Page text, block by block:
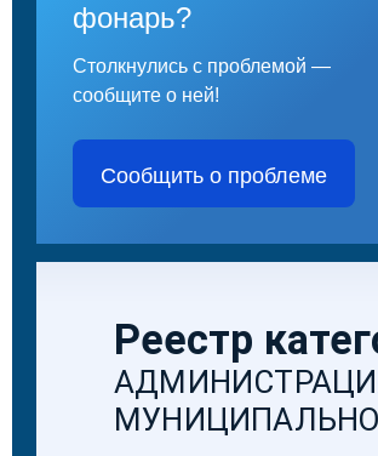
фонарь?
Столкнулись с проблемой —
сообщите о ней!
Сообщить о проблеме